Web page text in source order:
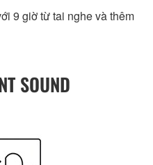
9 giờ từ tai nghe và thêm
SOUND